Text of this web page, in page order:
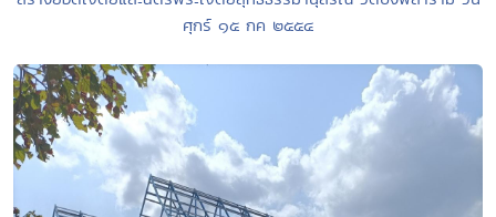
ศุกร์ ๑๕ กค ๒๕๕๔